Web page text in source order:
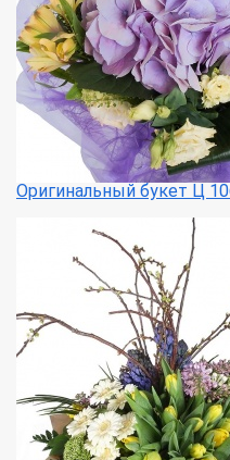
Оригинальный букет Ц